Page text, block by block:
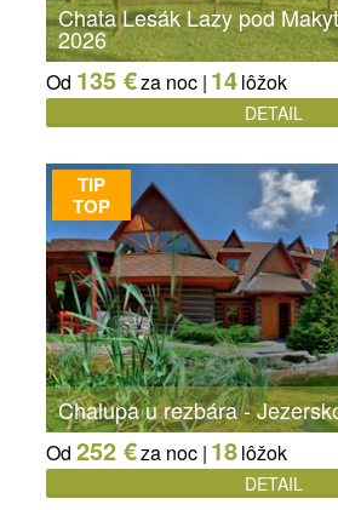
Chata Lesák Lazy pod
2026
Od 135 €za noc | 14lôžok
DETAIL
TIP
TOP
Chalupa u rezbára -
Od 252 €za noc | 18lôžok
DETAIL